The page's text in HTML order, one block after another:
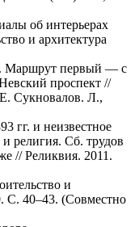
об интерьерах
и архитектура
Маршрут первый — с
проспект //
Сукновалов. Л.,
гг. и неизвестное
религия. Сб. трудов
// Реликвия. 2011.
и
С. 40–43. (Совместно